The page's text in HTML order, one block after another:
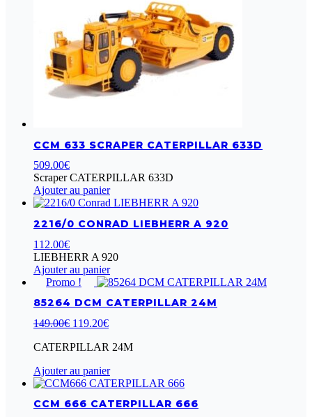
CCM 633 SCRAPER CATERPILLAR 633D
509.00€
Scraper CATERPILLAR 633D
Ajouter au panier
2216/0 CONRAD LIEBHERR A 920
112.00€
LIEBHERR A 920
Ajouter au panier
Promo !
85264 DCM CATERPILLAR 24M
149.00€ Le
initial
149.00€.
119.20€Le
actuel
119.20€.
CATERPILLAR 24M
Ajouter au panier
CCM 666 CATERPILLAR 666